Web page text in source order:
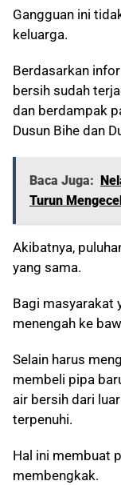
Gangguan ini
keluarga.
Berdasarkan
bersih sudah
dan berdampak
Dusun Bihe dan
Baca Juga:
Turun
Akibatnya,
yang sama.
Bagi masyarakat
menengah ke
Selain harus
membeli pipa
air bersih dari
terpenuhi.
Hal ini membuat
membengkak.